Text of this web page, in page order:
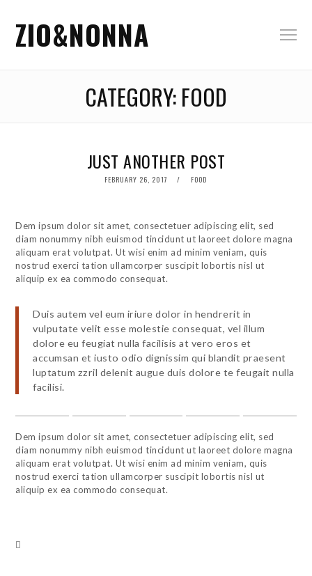
ZIO&NONNA
CATEGORY:FOOD
JUST ANOTHER POST
POSTED
FEBRUARY 26, 2017 FOOD
Dem ipsum dolor sit amet, consectetuer adipiscing elit, sed
diam nonummy nibh euismod tincidunt ut laoreet dolore magna
aliquam erat volutpat. Ut wisi enim ad minim veniam, quis
nostrud exerci tation ullamcorper suscipit lobortis nisl ut
aliquip ex ea commodo consequat.
Duis autem vel eum iriure dolor in hendrerit in
vulputate velit esse molestie consequat, vel illum
dolore eu feugiat nulla facilisis at vero eros et
accumsan et iusto odio dignissim qui blandit praesent
luptatum zzril delenit augue duis dolore te feugait nulla
facilisi.
Dem ipsum dolor sit amet, consectetuer adipiscing elit, sed
diam nonummy nibh euismod tincidunt ut laoreet dolore magna
aliquam erat volutpat. Ut wisi enim ad minim veniam, quis
nostrud exerci tation ullamcorper suscipit lobortis nisl ut
aliquip ex ea commodo consequat.